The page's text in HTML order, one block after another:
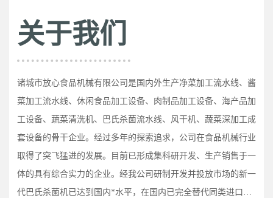
关于我们
诸城市放心食品机械有限公司是国内外生产净菜加工流水线、酱
菜加工流水线、休闲食品加工设备、肉制品加工设备、海产品加
工设备、蔬菜清洗机、巴氏杀菌流水线、风干机、蔬菜深加工成
套设备的骨干企业。经过多年的探索追求，公司在食品机械行业
取得了突飞猛进的发展。目前已形成集科研开发、生产销售于一
体的具有综合实力的企业。经我公司研制开发并投放市场的新一
代巴氏杀菌机已达到国内*水平，在国内已完全替代同类进口产